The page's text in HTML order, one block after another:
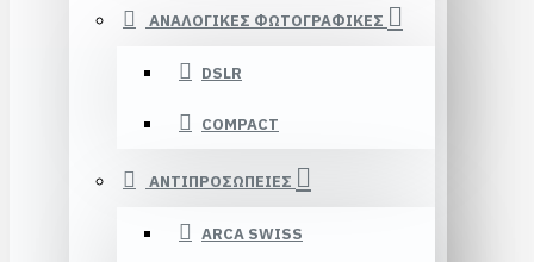
ΑΝΑΛΟΓΙΚΕΣ ΦΩΤΟΓΡΑΦΙΚΕΣ
DSLR
COMPACT
ΑΝΤΙΠΡΟΣΩΠΕΙΕΣ
ARCA SWISS